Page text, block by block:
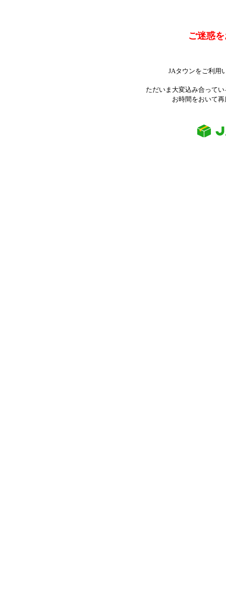
ご迷惑
JAタウンをご利用
ただいま大変込み合って
お時間をおいて